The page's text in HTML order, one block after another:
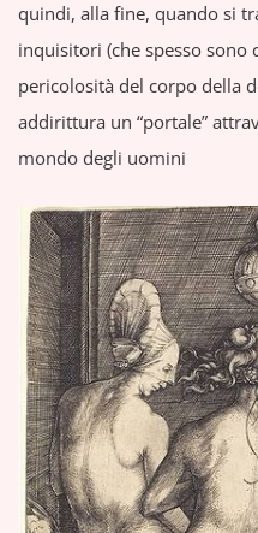
quindi, alla fine, quando si
inquisitori (che spesso sono
pericolosità del corpo della
addirittura un “portale”
mondo degli uomini